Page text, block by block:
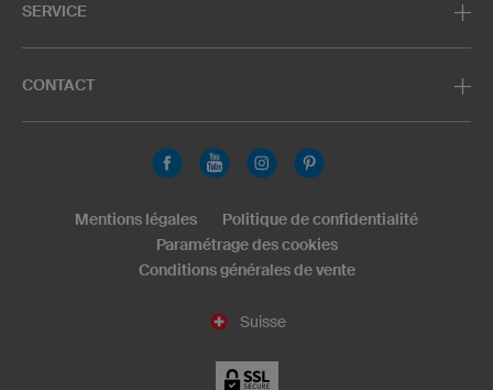
SERVICE
CONTACT
Suisse
Mentions légales
Politique de confidentialité
Paramétrage des cookies
Conditions générales de vente